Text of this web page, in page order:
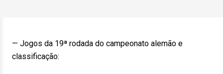
— Jogos da 19ª rodada do campeonato alemão e
classificação: